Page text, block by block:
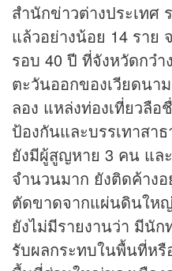
สำนักข่าวต่างประเทศ
แล้วอย่างน้อย 14 ราย
รอบ 40 ปี ที่จังหวัดกว๋
ตะวันออกของเวียดนา
ลอง แหล่งท่องเที่ยวลือ
ป้องกันและบรรเทาสา
ยังมีผู้สูญหาย 3 คน แล
จำนวนมาก ยังติดค้างอ
ตัดขาดจากแผ่นดินให
ยังไม่มีรายงานว่า มีนัก
รับผลกระทบในพื้นที่หรื